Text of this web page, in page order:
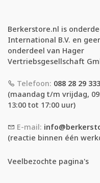
Berkerstore.nl is
International B.V. en
onderdeel van Hager
Vertriebsgesellschaft
Telefoon: 088 28 29 333
(maandag t/m vrijdag,
13:00 tot 17:00 uur)
E-mail:
(reactie binnen één
Veelbezochte pagina's